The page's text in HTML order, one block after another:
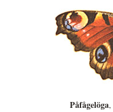
Påfågelöga,